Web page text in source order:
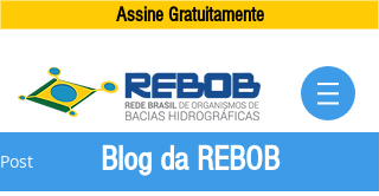
Assine Gratuitamente
Post Blog da REBOB